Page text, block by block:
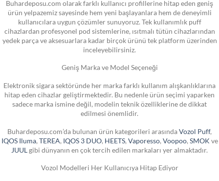
Buhardeposu.com olarak farklı kullanıcı profillerine hitap eden geniş
ürün yelpazemiz sayesinde hem yeni başlayanlara hem de deneyimli
kullanıcılara uygun çözümler sunuyoruz. Tek kullanımlık puff
cihazlardan profesyonel pod sistemlerine, ısıtmalı tütün cihazlarından
yedek parça ve aksesuarlara kadar birçok ürünü tek platform üzerinden
inceleyebilirsiniz.
Geniş Marka ve Model Seçeneği
Elektronik sigara sektöründe her marka farklı kullanım alışkanlıklarına
hitap eden cihazlar geliştirmektedir. Bu nedenle ürün seçimi yaparken
sadece marka ismine değil, modelin teknik özelliklerine de dikkat
edilmesi önemlidir.
Buhardeposu.com’da bulunan ürün kategorileri arasındaVozol Puff,
IQOS Iluma, TEREA IQOS 3 DUO, HEETS, Vaporesso, Voopoo, SMOK ve
JUUL gibi dünyanın en çok tercih edilen markaları yer almaktadır.
Vozol Modelleri Her Kullanıcıya Hitap Ediyor